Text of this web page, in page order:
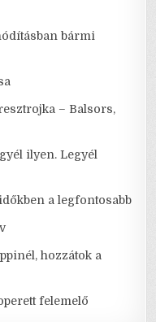
bármi
– Balsors,
ilyen. Legyél
a legfontosabb
hozzátok a
felemelő